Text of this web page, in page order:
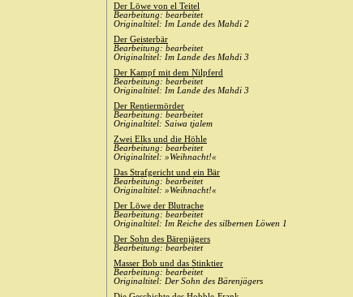
Der Löwe von el Teitel
Bearbeitung: bearbeitet
Originaltitel: Im Lande des Mahdi 2
Der Geisterbär
Bearbeitung: bearbeitet
Originaltitel: Im Lande des Mahdi 3
Der Kampf mit dem Nilpferd
Bearbeitung: bearbeitet
Originaltitel: Im Lande des Mahdi 3
Der Rentiermörder
Bearbeitung: bearbeitet
Originaltitel: Saiwa tjalem
Zwei Elks und die Höhle
Bearbeitung: bearbeitet
Originaltitel: »Weihnacht!«
Das Strafgericht und ein Bär
Bearbeitung: bearbeitet
Originaltitel: »Weihnacht!«
Der Löwe der Blutrache
Bearbeitung: bearbeitet
Originaltitel: Im Reiche des silbernen Löwen 1
Der Sohn des Bärenjägers
Bearbeitung: bearbeitet
Masser Bob und das Stinktier
Bearbeitung: bearbeitet
Originaltitel: Der Sohn des Bärenjägers